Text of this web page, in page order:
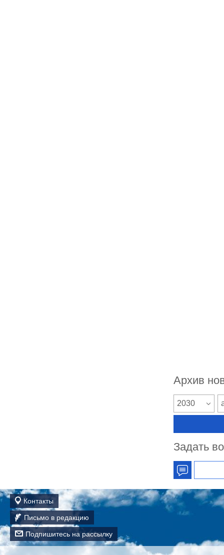
Архив
2030
Задать
Контакты
Письмо в редакцию
Подпишитесь на рассылку